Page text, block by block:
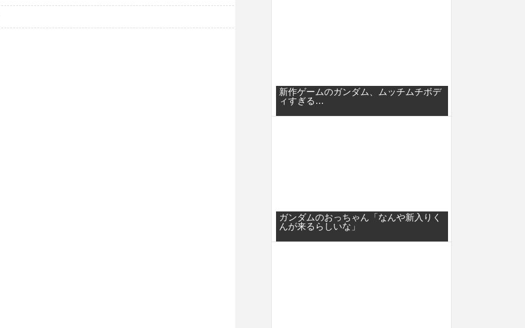
新作ゲームのガンダム、ムッチムチボデ
ィすぎる…
ガンダムのおっちゃん「なんや新入りく
んが来るらしいな」